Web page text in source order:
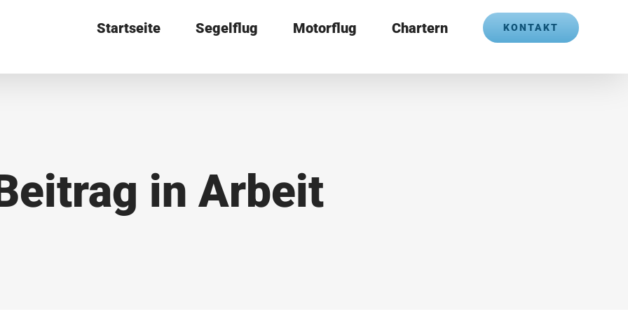
Startseite Segelflug Motorflug Chartern KONTAKT
in Arbeit